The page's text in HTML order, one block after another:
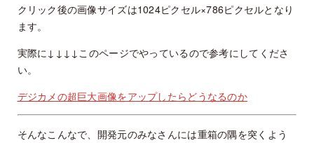
クリック後の画像サイズは1024ピクセル×786ピクセルとなり
ます。
実際に↓↓↓↓このページでやっているので参考にしてくださ
い。
デジカメの超巨大画像をアップしたらどうなるのか
そんなこんなで、開発元のみなさんには重箱の隅を突くよう